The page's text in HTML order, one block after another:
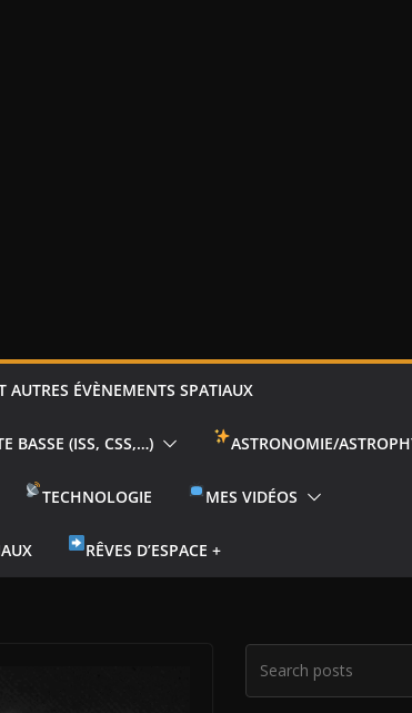
AUTRES ÉVÈNEMENTS SPATIAUX
BASSE (ISS, CSS,…) ASTRONOMIE/
TECHNOLOGIE MES VIDÉOS
RÊVES D’ESPACE +